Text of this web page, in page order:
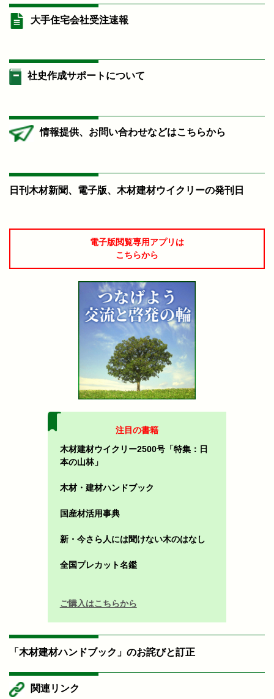
大手住宅会社受注速報
社史作成サポートについて
情報提供、お問い合わせなどはこちらから
日刊木材新聞、電子版、木材建材ウイクリーの発刊日
電子版閲覧専用アプリは
こちらから
注目の書籍
木材建材ウイクリー2500号「特集：日
本の山林」
木材・建材ハンドブック
国産材活用事典
新・今さら人には聞けない木のはなし
全国プレカット名鑑
ご購入はこちらから
「木材建材ハンドブック」のお詫びと訂正
関連リンク